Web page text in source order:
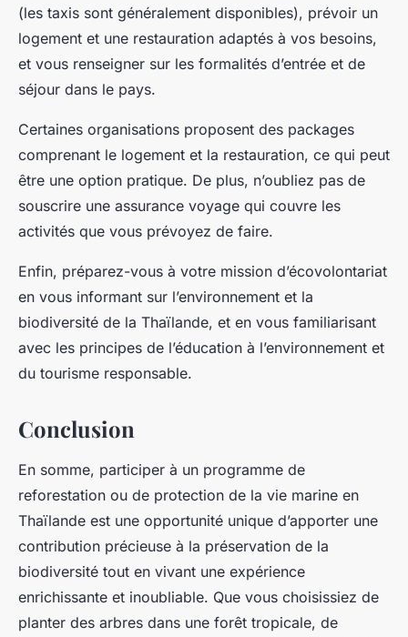
(les taxis sont généralement disponibles), prévoir un
logement et une restauration adaptés à vos besoins,
et vous renseigner sur les formalités d’entrée et de
séjour dans le pays.
Certaines organisations proposent des packages
comprenant le logement et la restauration, ce qui peut
être une option pratique. De plus, n’oubliez pas de
souscrire une assurance voyage qui couvre les
activités que vous prévoyez de faire.
Enfin, préparez-vous à votre mission d’écovolontariat
en vous informant sur l’environnement et la
biodiversité de la Thaïlande, et en vous familiarisant
avec les principes de l’éducation à l’environnement et
du tourisme responsable.
Conclusion
En somme, participer à un programme de
reforestation ou de protection de la vie marine en
Thaïlande est une opportunité unique d’apporter une
contribution précieuse à la préservation de la
biodiversité tout en vivant une expérience
enrichissante et inoubliable. Que vous choisissiez de
planter des arbres dans une forêt tropicale, de